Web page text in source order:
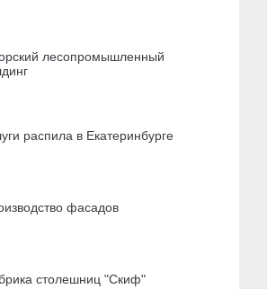
лесопромышленный
распила в Екатеринбурге
фасадов
столешниц "Скиф"